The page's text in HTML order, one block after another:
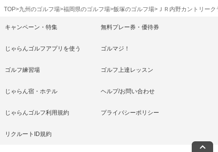
TOP 九州のゴルフ場 福岡県のゴルフ場 飯塚のゴルフ場 ＪＲ内野カントリーク
キャンペーン・特集 無料プレー券・優待券
じゃらんゴルフアプリを使う ゴルマジ！
ゴルフ練習場 ゴルフ上達レッスン
じゃらん宿・ホテル ヘルプ/お問い合わせ
じゃらんゴルフ利用規約 プライバシーポリシー
リクルートID規約